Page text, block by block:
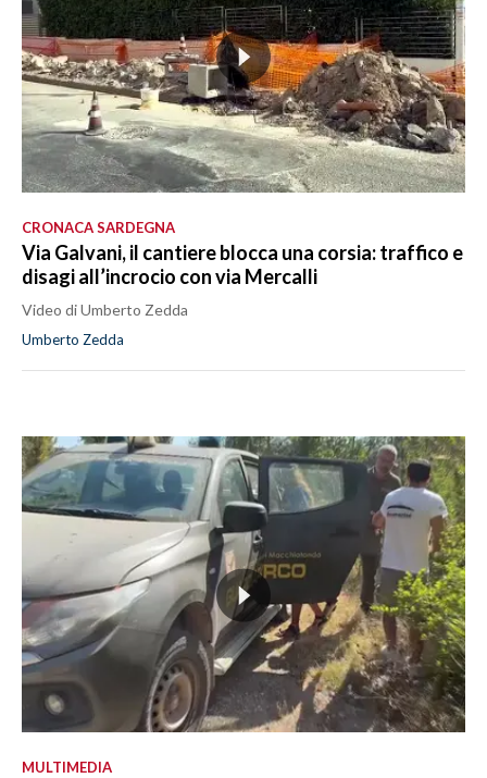
CRONACA SARDEGNA
Via Galvani, il cantiere blocca una corsia: traffico e
disagi all’incrocio con via Mercalli
Video di Umberto Zedda
Umberto Zedda
MULTIMEDIA